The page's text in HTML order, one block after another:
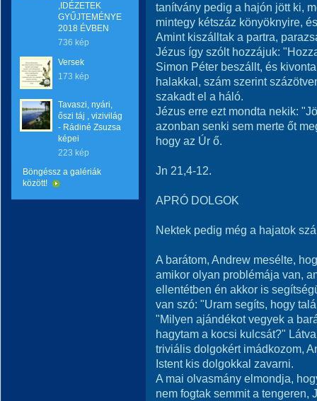
,IDÉZETEK
GYŰJTEMÉNYE
2018 ÉVBEN
736 kép
Versek
173 kép
Tavaszi, nyári,
őszi táj , vizivilág
- Rádiné Zsuzsa
képei
223 kép
Böngéssz a galériák
között!
tanítvány pedig a hajón jött ki,
mintegy kétszáz könyöknyire,
Amint kiszálltak a partra,
Jézus így szólt hozzájuk:
Simon Péter beszállt, és
halakkal, szám szerint
szakadt el a háló.
Jézus erre ezt mondta nekik:
azonban senki sem merte őt
hogy az Úr ő.
Jn 21,4-12.
APRÓ DOLGOK
Nektek pedig még a hajatok
A barátom, Andrew mesélte,
amikor olyan problémája van,
ellentétben én akkor is
van szó: "Uram segíts, hogy
"Milyen ajándékot vegyek a
hagytam a kocsi kulcsát?"
triviális dolgokért imádkozom,
Istent kis dolgokkal zavarni.
A mai olvasmány elmondja,
nem fogtak semmit a tengeren,